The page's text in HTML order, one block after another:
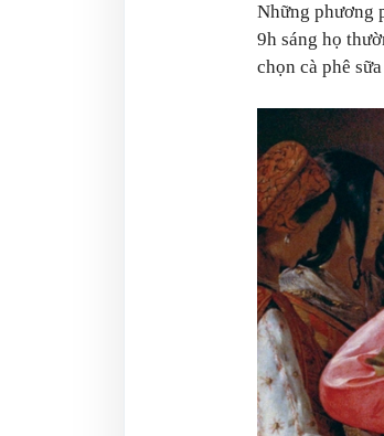
Những phương
9h sáng họ
chọn cà phê